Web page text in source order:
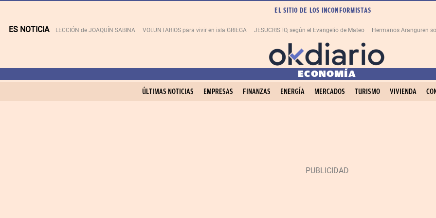
EL SITIO DE LOS INCONFORMISTAS
ES NOTICIA LECCIÓN de JOAQUÍN SABINA VOLUNTARIOS para vivir en isla GRIEGA JESUCRISTO, según el Evangelio de Mateo Hermanos Aranguren
ECONOMÍA
ÚLTIMAS NOTICIAS EMPRESAS FINANZAS ENERGÍA MERCADOS TURISMO VIVIENDA